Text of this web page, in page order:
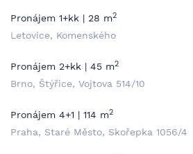
Pronájem 1+kk | 28 m2
Letovice, Komenského
Pronájem 2+kk | 45 m2
Brno, Štýřice, Vojtova 514/10
Pronájem 4+1 | 114 m2
Praha, Staré Město, Skořepka 1056/4